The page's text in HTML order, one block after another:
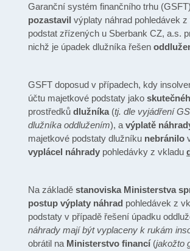
Garanční systém finančního trhu
pozastavil výplaty náhrad pohledávek
podstat zřízených u Sberbank CZ, a.s.
nichž je úpadek dlužníka řešen
GSFT doposud v případech, kdy
účtu majetkové podstaty jako
prostředků dlužníka (tj. dle vyjádření
dlužníka oddlužením), a výplatě
majetkové podstaty dlužníku nebránilo
vyplácel náhrady pohledávky z vkladu
Na základě stanoviska Ministerstva
postup výplaty náhrad pohledávek z
podstaty v případě řešení úpadku
náhrady mají být vyplaceny k rukám
obrátil na Ministerstvo financí(jakožto